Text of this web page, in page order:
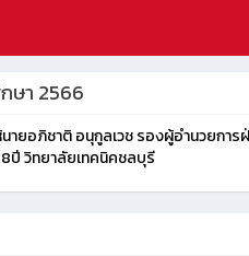
ษา 2566
ยอภิชาติ อนุกูลเวช รองผู้อำนวยการ
ปี วิทยาลัยเทคนิคชลบุรี